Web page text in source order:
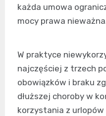
każda umowa
mocy prawa
W praktyce
najczęściej z trzech
obowiązków i braku
dłuższej choroby w
korzystania z urlopów